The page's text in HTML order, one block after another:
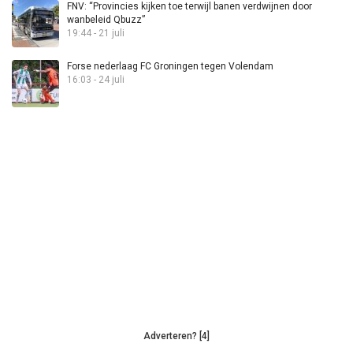
FNV: “Provincies kijken toe terwijl banen verdwijnen door
wanbeleid Qbuzz”
19:44 - 21 juli
Forse nederlaag FC Groningen tegen Volendam
16:03 - 24 juli
Adverteren? [4]